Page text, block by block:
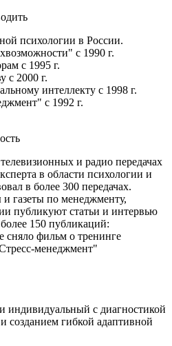
психологии в России.
с 1990 г.
с 1995 г.
с 2000 г.
интеллекту с 1998 г.
с 1992 г.
и радио передачах
в области психологии и
в более 300 передачах.
газеты по менеджменту,
публикуют статьи и интервью
150 публикаций:
сняло фильм о тренинге
менеджмент"
индивидуальный с диагностикой
созданием гибкой адаптивной